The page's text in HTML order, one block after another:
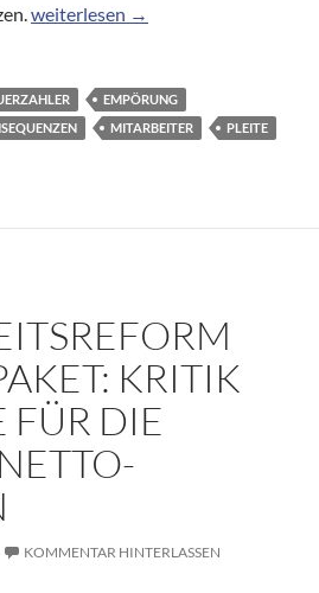
HRE: Steuerzahlerbund fordet
weiterlesen →
EMPÖRUNG
MITARBEITER
PLEITE
KRITIK
DIE
KOMMENTAR HINTERLASSEN